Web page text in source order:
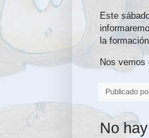
Este
la formación.
Nos vemos
Publicado
No